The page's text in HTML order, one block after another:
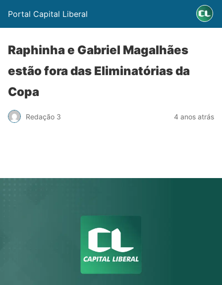
Portal Capital Liberal
Raphinha e Gabriel Magalhães
estão fora das Eliminatórias da
Copa
Redação 3 4 anos atrás